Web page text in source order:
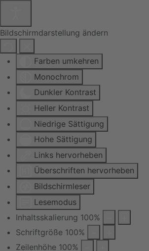
Bildschirmdarstellung ändern
Farben umkehren
Monochrom
Dunkler Kontrast
Heller Kontrast
Niedrige Sättigung
Hohe Sättigung
Links hervorheben
Überschriften hervorheben
Bildschirmleser
Lesemodus
Inhaltsskalierung 100%
Schriftgröße 100%
Zeilenhöhe 100%